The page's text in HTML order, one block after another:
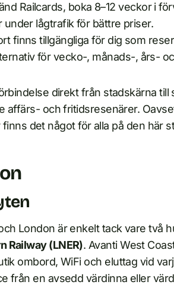
Railcards, boka 8–12 veckor i
under lågtrafik för bättre priser.
finns tillgängliga för dig som
för vecko-, månads-, års-
direkt från stadskärna
affärs- och fritidsresenärer.
det något för alla på den här
London är enkelt tack vare två
Railway (LNER). Avanti West
ombord, WiFi och eluttag vid
från en avsedd värdinna eller